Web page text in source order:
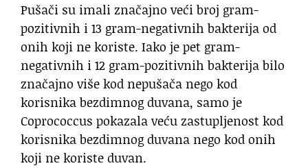
Pušači su imali značajno veći broj gram-
pozitivnih i 13 gram-negativnih bakterija od
onih koji ne koriste. Iako je pet gram-
negativnih i 12 gram-pozitivnih bakterija bilo
značajno više kod nepušača nego kod
korisnika bezdimnog duvana, samo je
Coprococcus pokazala veću zastupljenost kod
korisnika bezdimnog duvana nego kod onih
koji ne koriste duvan.